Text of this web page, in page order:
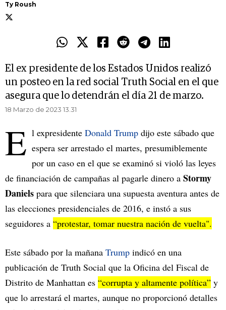
Ty Roush
El ex presidente de los Estados Unidos realizó
un posteo en la red social Truth Social en el que
asegura que lo detendrán el día 21 de marzo.
18 Marzo de 2023 13.31
E l expresidente Donald Trump dijo este sábado que
espera ser arrestado el martes, presumiblemente
por un caso en el que se examinó si violó las leyes
de financiación de campañas al pagarle dinero a Stormy
Daniels para que silenciara una supuesta aventura antes de
las elecciones presidenciales de 2016, e instó a sus
seguidores a “protestar, tomar nuestra nación de vuelta".
Este sábado por la mañana Trump indicó en una
publicación de Truth Social que la Oficina del Fiscal de
Distrito de Manhattan es “corrupta y altamente política” y
que lo arrestará el martes, aunque no proporcionó detalles